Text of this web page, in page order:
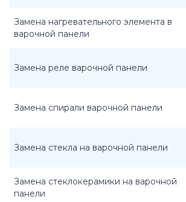
Замена нагревательного элемента в
варочной панели
Замена реле варочной панели
Замена спирали варочной панели
Замена стекла на варочной панели
Замена стеклокерамики на варочной
панели